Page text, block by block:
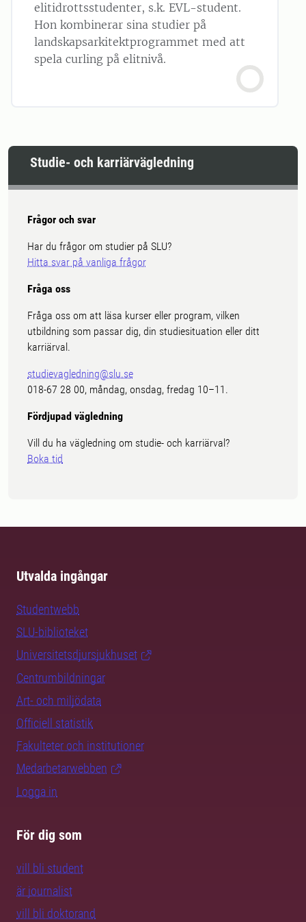
elitidrottsstudenter, s.k. EVL-student.
Hon kombinerar sina studier på
landskapsarkitektprogrammet med att
spela curling på elitnivå.
Studie- och karriärvägledning
Frågor och svar
Har du frågor om studier på SLU?
Hitta svar på vanliga frågor
Fråga oss
Fråga oss om att läsa kurser eller program, vilken
utbildning som passar dig, din studiesituation eller ditt
karriärval.
studievagledning@slu.se
018-67 28 00, måndag, onsdag, fredag 10–11.
Fördjupad vägledning
Vill du ha vägledning om studie- och karriärval?
Boka tid
Utvalda ingångar
Studentwebb
SLU-biblioteket
Universitetsdjursjukhuset
Centrumbildningar
Art- och miljödata
Officiell statistik
Fakulteter och institutioner
Medarbetarwebben
Logga in
För dig som
vill bli student
är journalist
vill bli doktorand